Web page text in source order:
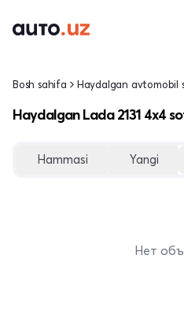
Bosh sahifa Haydalgan avtomobil
Haydalgan Lada 2131 4x4
Hammasi Yangi
Нет